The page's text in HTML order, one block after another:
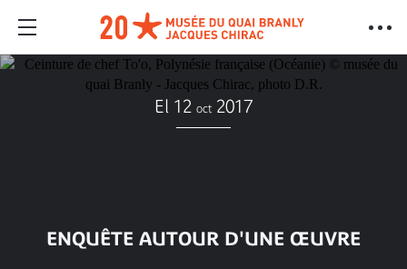
El 12 oct 2017
ENQUÊTE AUTOUR D'UNE ŒUVRE